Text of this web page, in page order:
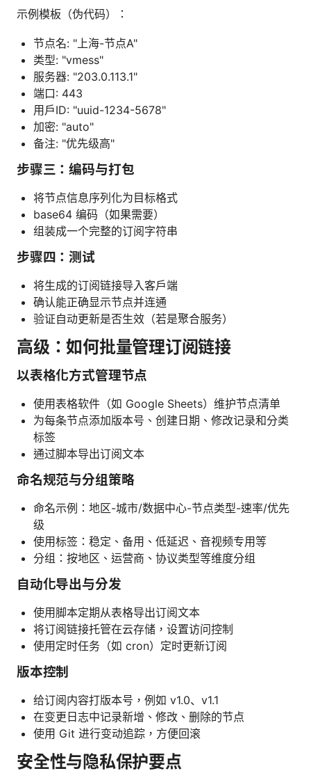
示例模板（伪代码）：
节点名: "上海-节点A"
类型: "vmess"
服务器: "203.0.113.1"
端口: 443
用户ID: "uuid-1234-5678"
加密: "auto"
备注: "优先级高"
步骤三：编码与打包
将节点信息序列化为目标格式
base64 编码（如果需要）
组装成一个完整的订阅字符串
步骤四：测试
将生成的订阅链接导入客户端
确认能正确显示节点并连通
验证自动更新是否生效（若是聚合服务）
高级：如何批量管理订阅链接
以表格化方式管理节点
使用表格软件（如 Google Sheets）维护节点清单
为每条节点添加版本号、创建日期、修改记录和分类
标签
通过脚本导出订阅文本
命名规范与分组策略
命名示例：地区-城市/数据中心-节点类型-速率/优先
级
使用标签：稳定、备用、低延迟、音视频专用等
分组：按地区、运营商、协议类型等维度分组
自动化导出与分发
使用脚本定期从表格导出订阅文本
将订阅链接托管在云存储，设置访问控制
使用定时任务（如 cron）定时更新订阅
版本控制
给订阅内容打版本号，例如 v1.0、v1.1
在变更日志中记录新增、修改、删除的节点
使用 Git 进行变动追踪，方便回滚
安全性与隐私保护要点